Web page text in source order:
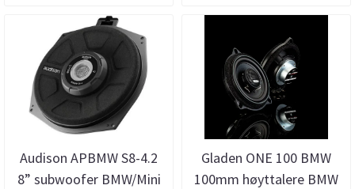
Audison APBMW S8-4.2
8” subwoofer BMW/Mini
Gladen ONE 100 BMW
100mm høyttalere BMW